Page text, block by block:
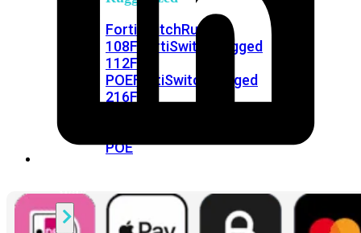
FortiSwitchRugged
108F FortiSwitchRugged
112F-
POEFortiSwitchRugged
216F-
POE
WiFi